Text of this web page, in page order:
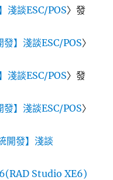
淺談ESC/POS〉發
發】淺談ESC/POS〉
淺談ESC/POS〉發
發】淺談ESC/POS〉
開發】淺談
Studio XE6)